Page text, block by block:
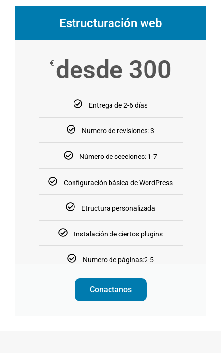
Estructuración web
€ desde 300
Entrega de 2-6 días
Numero de revisiones: 3
Número de secciones: 1-7
Configuración básica de WordPress
Etructura personalizada
Instalación de ciertos plugins
Numero de páginas:2-5
Conactanos